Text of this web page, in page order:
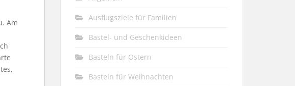
Am
Ausflugsziele für Familien
Bastel- und Geschenkideen
Basteln für Ostern
Basteln für Weihnachten